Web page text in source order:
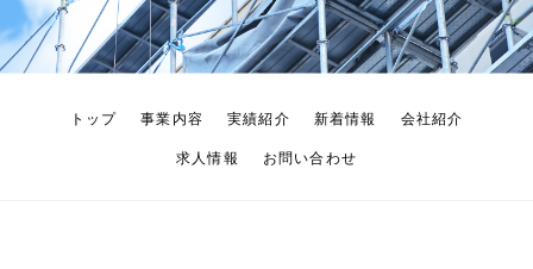
トップ 事業内容 実績紹介 新着情報 会社紹介
求人情報 お問い合わせ